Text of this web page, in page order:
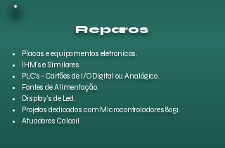
Reparos
Placas e equipamentos eletronicos.
IHM's e Similares
PLC's - Cartões de I/O Digital ou Analógico.
Fontes de Alimentação.
Display's de Led.
Projetos dedicados com Microcontroladores 8051.
Atuadores Calcoil